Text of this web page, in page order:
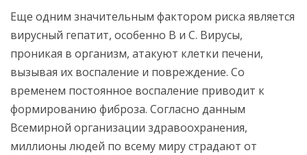
Еще одним значительным фактором риска является
вирусный гепатит, особенно B и C. Вирусы,
проникая в организм, атакуют клетки печени,
вызывая их воспаление и повреждение. Со
временем постоянное воспаление приводит к
формированию фиброза. Согласно данным
Всемирной организации здравоохранения,
миллионы людей по всему миру страдают от